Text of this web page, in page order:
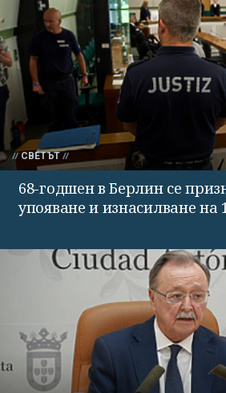
СВЕТЪТ
68-годшен в Берлин се
упояване и изнасилване на